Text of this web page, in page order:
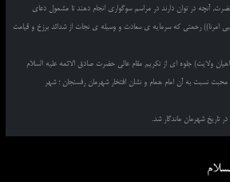
آنچه در توان دارند در مراسم سوگواری انجام دهند تا مشمول دعای
امرنا)) رحمتی که سرمایه ی سعادت و وسیله ی نجات از شدائد برزخ و قیامت
ولایت) جلوه ای از تکریم مقام عالی حضرت صادق الائمه علیه السلام
نسبت به آن امام همام و نشان افتخار شهرمان رفسنجان ؛ شهر
تاریخ شهرمان ماندگار شد.